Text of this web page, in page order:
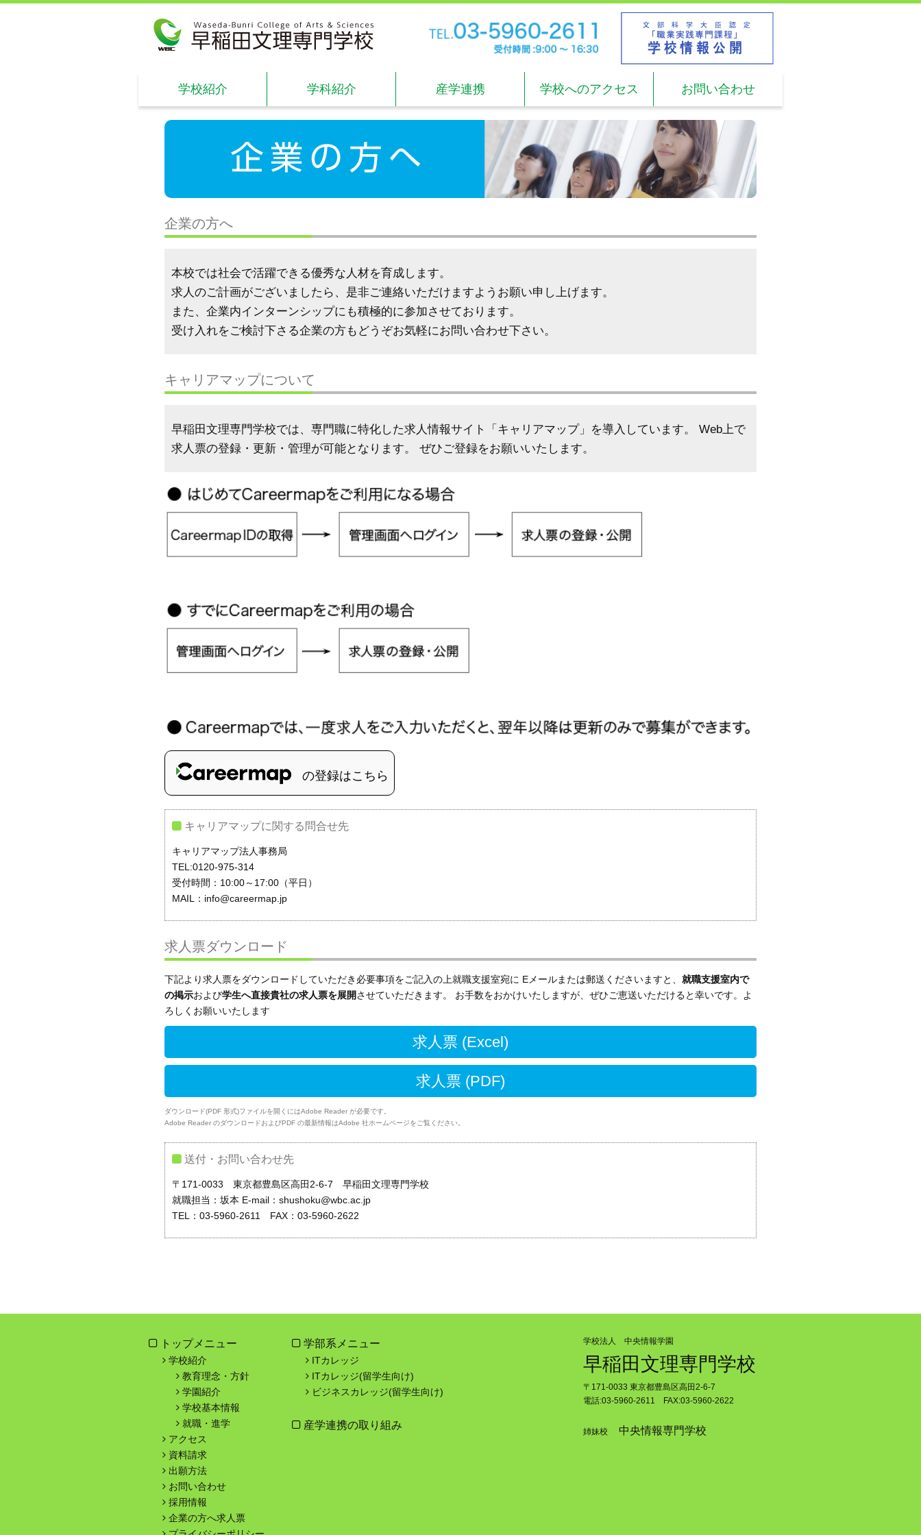
03-5960-2611
受付時間: 9:00 ～ 17:00
学校紹介 学科紹介 産学連携 学校へのアクセス お問い合わせ
企業の方へ
本校では社会で活躍できる優秀な人材を育成します。
求人のご計画がございましたら、是非ご連絡いただけますようお願い申し上げます。
また、企業内インターンシップにも積極的に参加させております。
受け入れをご検討下さる企業の方もどうぞお気軽にお問い合わせ下さい。
キャリアマップについて
早稲田文理専門学校では、専門職に特化した求人情報サイト「キャリアマップ」を導入しています。 Web上で
求人票の登録・更新・管理が可能となります。 ぜひご登録をお願いいたします。
の登録はこちら
キャリアマップに関する問合せ先
キャリアマップ法人事務局
TEL:0120-975-314
受付時間：10:00～17:00（平日）
MAIL：info@careermap.jp
求人票ダウンロード
下記より求人票をダウンロードしていただき必要事項をご記入の上就職支援室宛に Eメールまたは郵送くださいますと、 就職支援室内で
の掲示および学生へ直接貴社の求人票を展開させていただきます。 お手数をおかけいたしますが、ぜひご恵送いただけると幸いです。よ
ろしくお願いいたします
求人票 (Excel)
求人票 (PDF)
ダウンロード(PDF 形式)ファイルを開くにはAdobe Reader が必要です。
Adobe Reader のダウンロードおよびPDF の最新情報はAdobe 社ホームページをご覧ください。
送付・お問い合わせ先
〒171-0033 東京都豊島区高田2-6-7 早稲田文理専門学校
就職担当：坂本 E-mail：shushoku@wbc.ac.jp
TEL：03-5960-2611 FAX：03-5960-2622
トップメニュー
学校紹介
教育理念・方針
学園紹介
学校基本情報
就職・進学
アクセス
資料請求
出願方法
お問い合わせ
採用情報
企業の方へ求人票
学部系メニュー
ITカレッジ
ITカレッジ(留学生向け)
ビジネスカレッジ(留学生向け)
産学連携の取り組み
学校法人 中央情報学園
早稲田文理専門学校
〒171-0033 東京都豊島区高田2-6-7
電話:03-5960-2611 FAX:03-5960-2622
姉妹校 中央情報専門学校